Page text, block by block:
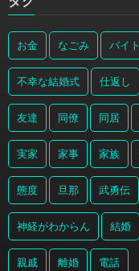
お金 なごみ バイト
不幸な結婚式 仕返し
友達 同僚 同居
実家 家事 家族
態度 旦那 武勇伝
神経がわからん 結婚
親戚 離婚 電話